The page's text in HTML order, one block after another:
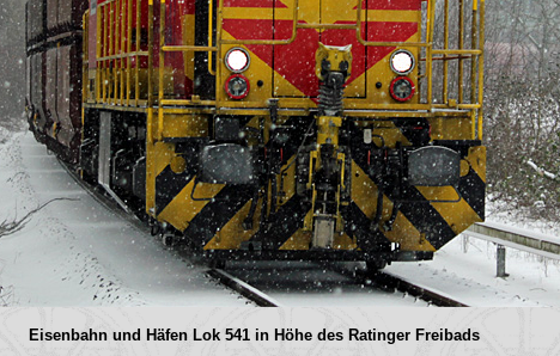
Eisenbahn und Häfen Lok 541 in Höhe des Ratinger Freibads